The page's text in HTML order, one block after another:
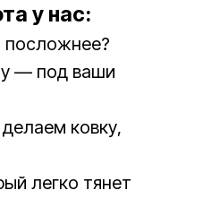
у нас:
посложнее?
— под ваши
ковку,
легко тянет